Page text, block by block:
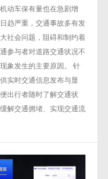
动车保有量也在急剧增
趋严重，交通事故多有发
社会问题，阻碍和制约着
参与者对道路交通状况不
象发生的主要原因。 针
实时交通信息发布与显
出行者随时了解交通状
解交通拥堵、实现交通流